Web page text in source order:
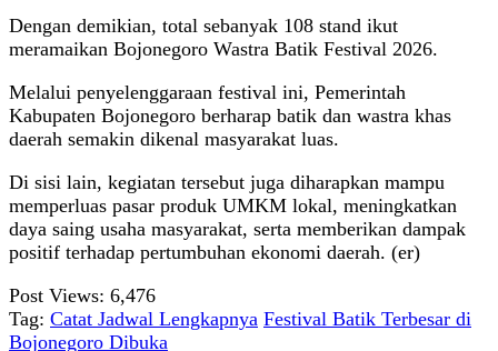
Dengan demikian, total sebanyak 108 stand ikut
meramaikan Bojonegoro Wastra Batik Festival 2026.
Melalui penyelenggaraan festival ini, Pemerintah
Kabupaten Bojonegoro berharap batik dan wastra khas
daerah semakin dikenal masyarakat luas.
Di sisi lain, kegiatan tersebut juga diharapkan mampu
memperluas pasar produk UMKM lokal, meningkatkan
daya saing usaha masyarakat, serta memberikan dampak
positif terhadap pertumbuhan ekonomi daerah. (er)
Post Views: 6,476
Tag: Catat Jadwal Lengkapnya Festival Batik Terbesar di
Bojonegoro Dibuka